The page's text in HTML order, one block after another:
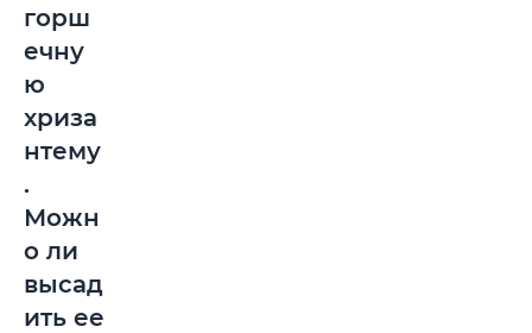
горш
ечну
ю
хриза
нтему
.
Можн
о ли
высад
ить ее